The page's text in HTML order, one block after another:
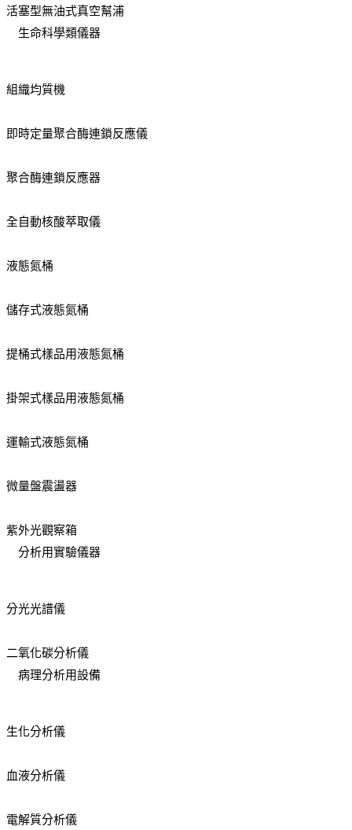
活塞型無油式真空幫浦
生命科學類儀器
組織均質機
即時定量聚合酶連鎖反應儀
聚合酶連鎖反應器
全自動核酸萃取儀
液態氮桶
儲存式液態氮桶
提桶式樣品用液態氮桶
掛架式樣品用液態氮桶
運輸式液態氮桶
微量盤震盪器
紫外光觀察箱
分析用實驗儀器
分光光譜儀
二氧化碳分析儀
病理分析用設備
生化分析儀
血液分析儀
電解質分析儀